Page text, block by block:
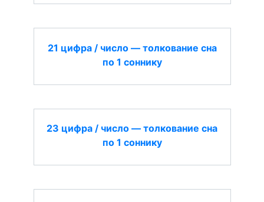
21 цифра / число — толкование сна
по 1 соннику
23 цифра / число — толкование сна
по 1 соннику